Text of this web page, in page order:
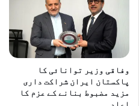
وفاقی وزیر توانائی کا
پاکستان ایران شراکت داری
مزید مضبوط بنانے کے عزم کا
اعادہ